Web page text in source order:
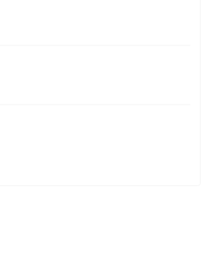
），可通过线上提交（建
交两种方式办理。
材料扫描成电子版合并为一
文件和邮件主题的命名方
称+考生姓名）通过电子邮
xzrskszsgl@sina.com，同
信息（如：姓名、身份证号
三级政务服务大厅（拉萨市